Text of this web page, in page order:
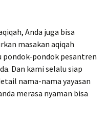
Anda juga bisa
masakan aqiqah
pondok-pondok pesantren
Dan kami selalu siap
nama-nama yayasan
merasa nyaman bisa